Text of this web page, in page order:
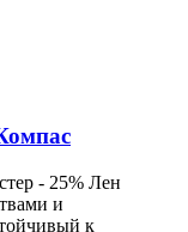
- 25% Лен
и
к